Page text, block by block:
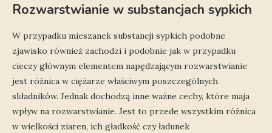
Rozwarstwianie w substancjach sypkich
W przypadku mieszanek substancji sypkich podobne
zjawisko również zachodzi i podobnie jak w przypadku
cieczy głównym elementem napędzającym rozwarstwianie
jest różnica w ciężarze właściwym poszczególnych
składników. Jednak dochodzą inne ważne cechy, które maja
wpływ na rozwarstwianie. Jest to przede wszystkim różnica
w wielkości ziaren, ich gładkość czy ładunek